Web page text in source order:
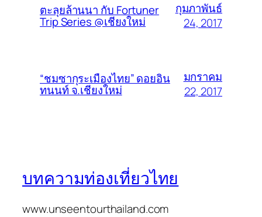
ตะลุยล้านนา กับ Fortuner
Trip Series @เชียงใหม่
กุมภาพันธ์
24, 2017
“ชมซากุระเมืองไทย” ดอยอิน
ทนนท์ จ.เชียงใหม่
มกราคม
22, 2017
บทความท่องเที่ยวไทย
www.unseentourthailand.com